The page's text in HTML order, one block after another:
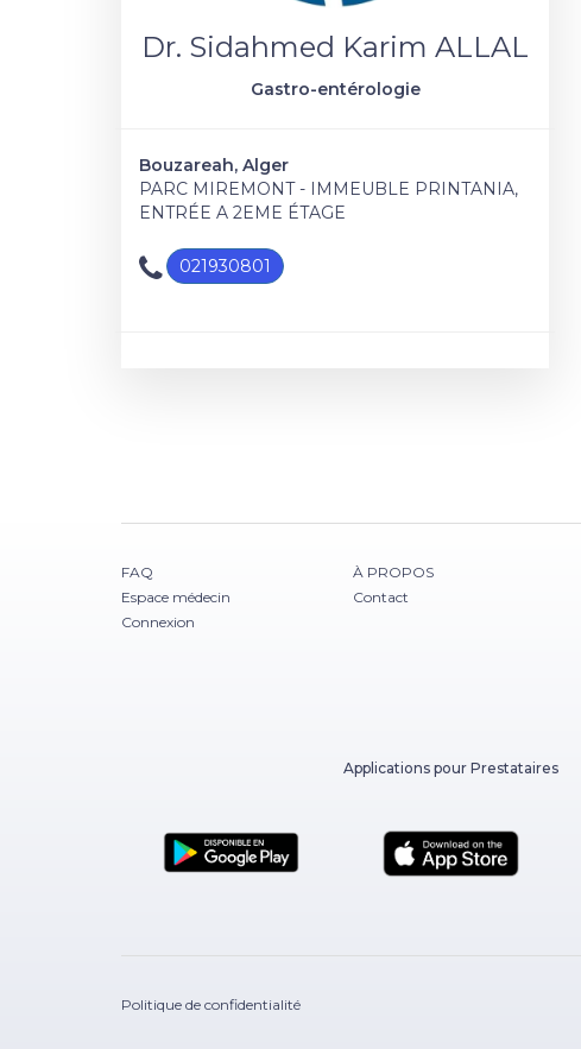
Dr. Sidahmed Karim ALLAL
Gastro-entérologie
Bouzareah, Alger
PARC MIREMONT - IMMEUBLE PRINTANIA,
ENTRÉE A 2EME ÉTAGE
021930801
FAQ
Espace médecin
Connexion
À PROPOS
Contact
Applications pour Prestataires
Politique de confidentialité